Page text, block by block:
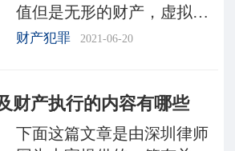
值但是无形的财产，虚拟财
产是有价值的，如果行为人
么，虚拟财产犯罪数额认定
是怎样的呢?今天，深圳律师
网
财产犯罪 2021-06-20
财产执行的内容有哪些
下面这篇文章是由深圳律师